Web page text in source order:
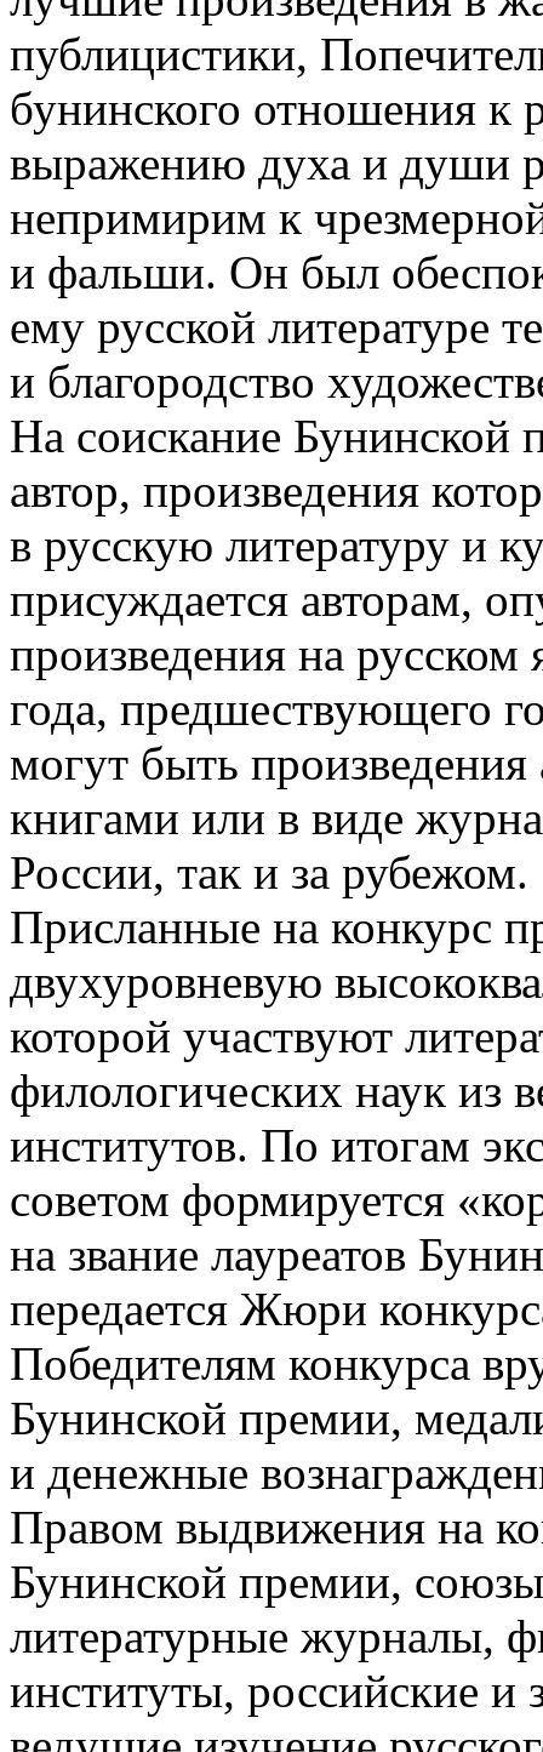
публицистики,
бунинского отношения к
выражению духа и души
непримирим к
и фальши. Он был
ему русской литературе
и благородство
На соискание
автор, произведения
в русскую литературу и
присуждается авторам,
произведения на русском
года, предшествующего
могут быть
книгами или в виде
России, так и за рубежом.
Присланные на конкурс
двухуровневую
которой участвуют
филологических наук из
институтов. По итогам
советом формируется
на звание лауреатов
передается Жюри
Победителям конкурса
Бунинской премии,
и денежные
Правом выдвижения на
Бунинской премии, союзы
литературные журналы,
институты, российские и